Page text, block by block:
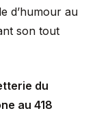
d’humour au
son tout
du
au 418